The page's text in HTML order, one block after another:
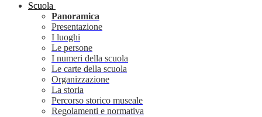
Scuola
Panoramica
Presentazione
I luoghi
Le persone
I numeri della scuola
Le carte della scuola
Organizzazione
La storia
Percorso storico museale
Regolamenti e normativa